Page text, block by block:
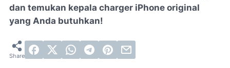
dan temukan kepala charger iPhone original
yang Anda butuhkan!